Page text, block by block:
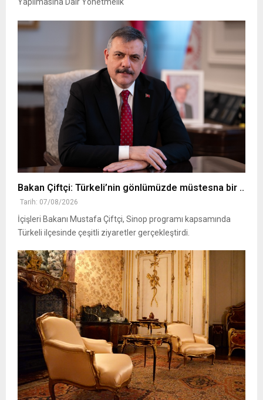
Yapılmasına Dair Yönetmelik
Bakan Çiftçi: Türkeli’nin gönlümüzde müstesna bir ..
Tarih: 07/08/2026
İçişleri Bakanı Mustafa Çiftçi, Sinop programı kapsamında
Türkeli ilçesinde çeşitli ziyaretler gerçekleştirdi.